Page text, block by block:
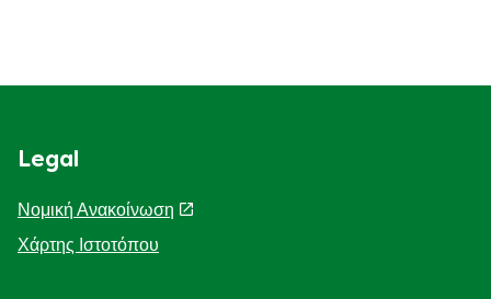
Legal
Νομική Ανακοίνωση
Χάρτης Ιστοτόπου